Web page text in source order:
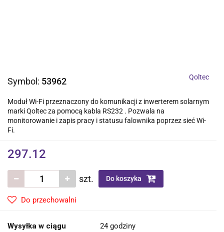
Symbol: 53962 Qoltec
Moduł Wi-Fi przeznaczony do komunikacji z inwerterem solarnym
marki Qoltec za pomocą kabla RS232 . Pozwala na
monitorowanie i zapis pracy i statusu falownika poprzez sieć Wi-
Fi.
297.12
szt. Do koszyka
Do przechowalni
Wysyłka w ciągu 24 godziny